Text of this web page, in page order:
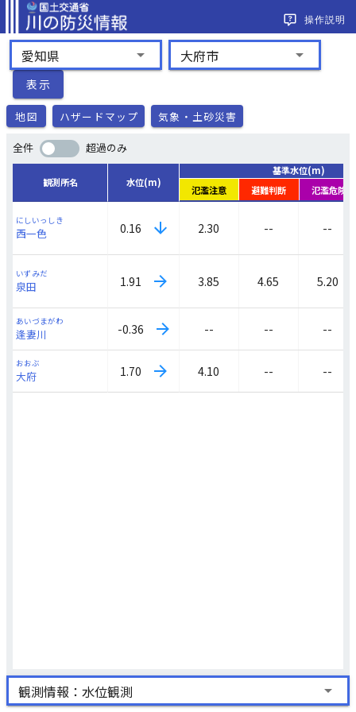
操作説明
愛知県 arrow_drop_down 大府市 arrow_drop_down
表示
地図 ハザードマップ 気象・土砂災害
全件 超過のみ
観測所名 水位(m)
基準水位(m)
氾濫注意
避難判断 氾濫危険
にしいっしき
西一色 0.16 2.30 -- --
いずみだ
泉田 1.91 3.85 4.65 5.20
あいづまがわ
逢妻川 -0.36 -- -- --
おおぶ
大府 1.70 4.10 -- --
観測情報：水位観測 arrow_drop_down